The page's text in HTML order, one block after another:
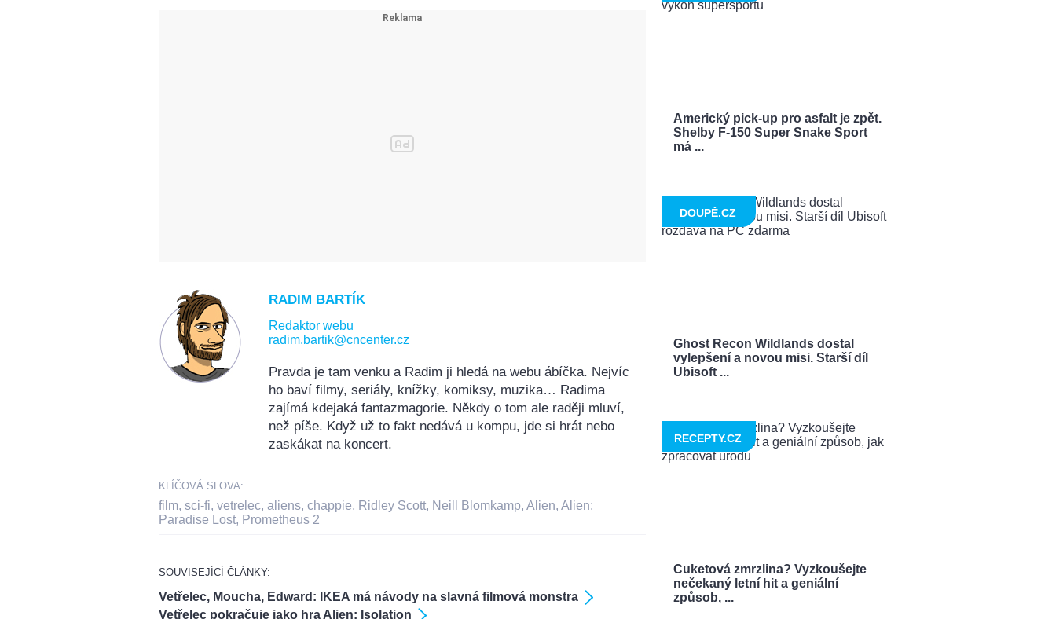
RADIM BARTÍK
Redaktor webu
radim.bartik@cncenter.cz
Pravda je tam venku a Radim ji hledá na webu ábíčka. Nejvíc
ho baví filmy, seriály, knížky, komiksy, muzika… Radima
zajímá kdejaká fantazmagorie. Někdy o tom ale raději mluví,
než píše. Když už to fakt nedává u kompu, jde si hrát nebo
zaskákat na koncert.
KLÍČOVÁ SLOVA:
film, sci-fi, vetrelec, aliens, chappie, Ridley Scott, Neill Blomkamp, Alien, Alien:
Paradise Lost, Prometheus 2
SOUVISEJÍCÍ ČLÁNKY:
Vetřelec, Moucha, Edward: IKEA má návody na slavná filmová monstra
Vetřelec pokračuje jako hra Alien: Isolation
Americký pick-up pro asfalt je zpět.
Shelby F-150 Super Snake Sport
má ...
Ghost Recon Wildlands dostal
vylepšení a novou misi. Starší díl
Ubisoft ...
DOUPĚ.CZ
Cuketová zmrzlina? Vyzkoušejte
nečekaný letní hit a geniální
způsob, ...
RECEPTY.CZ